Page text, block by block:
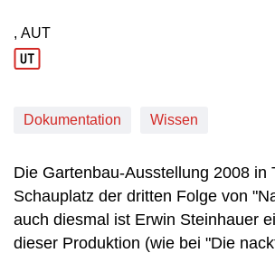
Produktionsland: AUT
, AUT
Dokumentation Wissen
Die Gartenbau-Ausstellung 2008 in
Schauplatz der dritten Folge von
auch diesmal ist Erwin Steinhauer
dieser Produktion (wie bei "Die